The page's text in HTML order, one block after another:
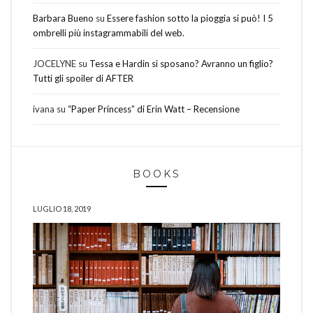
Barbara Bueno su Essere fashion sotto la pioggia si può! I 5
ombrelli più instagrammabili del web.
JOCELYNE su Tessa e Hardin si sposano? Avranno un figlio?
Tutti gli spoiler di AFTER
ivana su “Paper Princess” di Erin Watt – Recensione
BOOKS
LUGLIO 18, 2019